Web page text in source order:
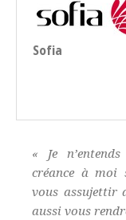
Sofia
« Je
créance à moi
vous assujettir
aussi vous